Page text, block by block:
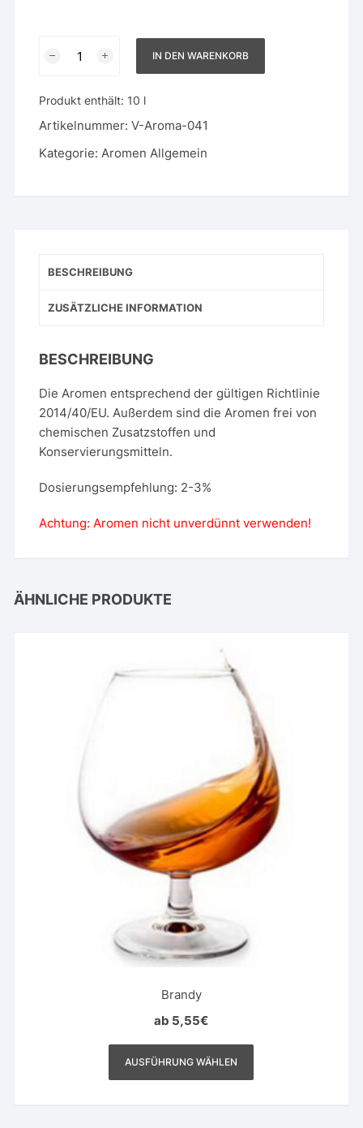
IN DEN WARENKORB
Produkt enthält: 10 l
Artikelnummer:V-Aroma-041
Kategorie:Aromen Allgemein
BESCHREIBUNG
ZUSÄTZLICHE INFORMATION
BESCHREIBUNG
Die Aromen entsprechend der gültigen Richtlinie
2014/40/EU. Außerdem sind die Aromen frei von
chemischen Zusatzstoffen und
Konservierungsmitteln.
Dosierungsempfehlung: 2-3%
Achtung: Aromen nicht unverdünnt verwenden!
ÄHNLICHE PRODUKTE
Brandy
ab 5,55€
AUSFÜHRUNG WÄHLEN
Dieses
weist